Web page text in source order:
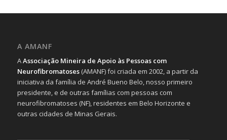
A AMANF
AAssociação Mineira de Apoio às Pessoas com
Neurofibromatoses(AMANF) foi criada em 2002, a partir da
iniciativa da família de André Bueno Belo, nosso primeiro
presidente, e de outras famílias com pessoas com
neurofibromatoses (NF), residentes em Belo Horizonte e
outras cidades de Minas Gerais.